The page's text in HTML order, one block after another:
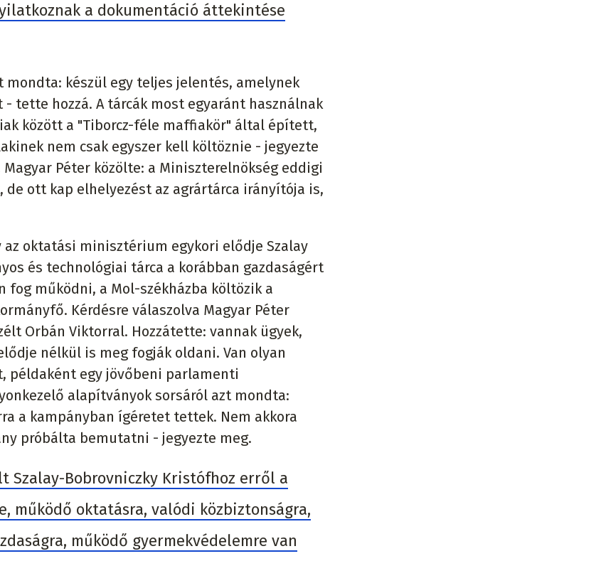
a dokumentáció áttekintése
készül egy teljes jelentés, amelynek
tette hozzá. A tárcák most egyaránt használnak
között a "Tiborcz-féle maffiakör" által épített,
nem csak egyszer kell költöznie - jegyezte
Péter közölte: a Miniszterelnökség eddigi
ott kap elhelyezést az agrártárca irányítója is,
oktatási minisztérium egykori elődje Szalay
és technológiai tárca a korábban gazdaságért
működni, a Mol-székházba költözik a
Kérdésre válaszolva Magyar Péter
Orbán Viktorral. Hozzátette: vannak ügyek,
nélkül is meg fogják oldani. Van olyan
példaként egy jövőbeni parlamenti
alapítványok sorsáról azt mondta:
a kampányban ígéretet tettek. Nem akkora
próbálta bemutatni - jegyezte meg.
Szalay-Bobrovniczky Kristófhoz erről a
működő oktatásra, valódi közbiztonságra,
működő gyermekvédelemre van